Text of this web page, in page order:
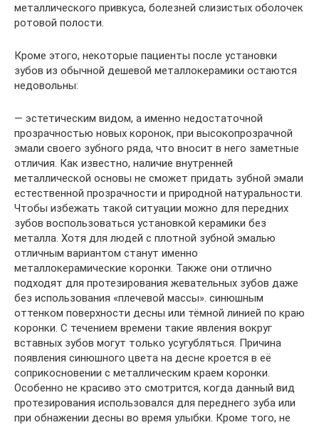
металлического привкуса, болезней слизистых оболочек
ротовой полости.
Кроме этого, некоторые пациенты после установки
зубов из обычной дешевой металлокерамики остаются
недовольны:
— эстетическим видом, а именно недостаточной
прозрачностью новых коронок, при высокопрозрачной
эмали своего зубного ряда, что вносит в него заметные
отличия. Как известно, наличие внутренней
металлической основы не сможет придать зубной эмали
естественной прозрачности и природной натуральности.
Чтобы избежать такой ситуации можно для передних
зубов воспользоваться установкой керамики без
металла. Хотя для людей с плотной зубной эмалью
отличным вариантом станут именно
металлокерамические коронки. Также они отлично
подходят для протезирования жевательных зубов даже
без использования «плечевой массы». синюшным
оттенком поверхности десны или тёмной линией по краю
коронки. С течением времени такие явления вокруг
вставных зубов могут только усугубляться. Причина
появления синюшного цвета на десне кроется в её
соприкосновении с металлическим краем коронки.
Особенно не красиво это смотрится, когда данный вид
протезирования использовался для переднего зуба или
при обнажении десны во время улыбки. Кроме того, не